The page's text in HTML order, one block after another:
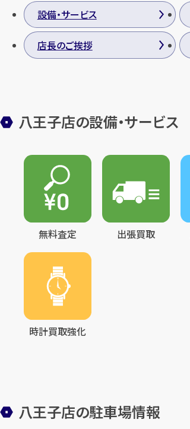
設備・サービス
店長のご挨拶
八王子店の設備・サービス
無料査定 出張買取
時計買取強化
八王子店の駐車場情報